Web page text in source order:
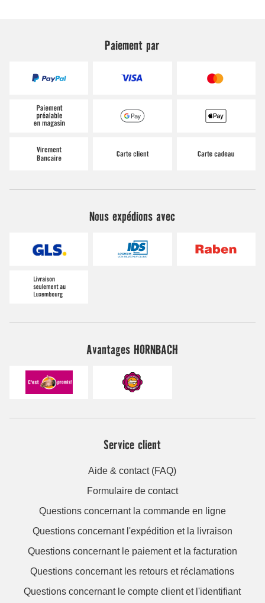
Paiement par
Nous expédions avec
Avantages HORNBACH
Service client
Aide & contact (FAQ)
Formulaire de contact
Questions concernant la commande en ligne
Questions concernant l'expédition et la livraison
Questions concernant le paiement et la facturation
Questions concernant les retours et réclamations
Questions concernant le compte client et l'identifiant